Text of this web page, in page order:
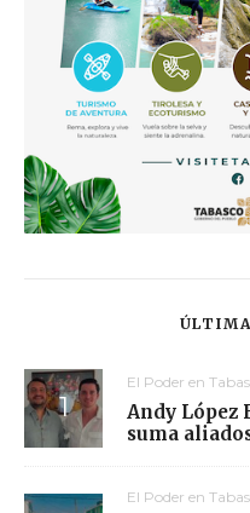
El Poder en
Andy López
suma
El Poder en